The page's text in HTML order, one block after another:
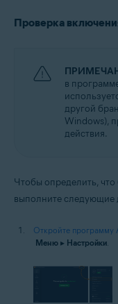
Проверка
в
другой
Windows),
действия.
Чтобы определить,
выполните следующие
Откройте программу
Меню ▸ Настройки.